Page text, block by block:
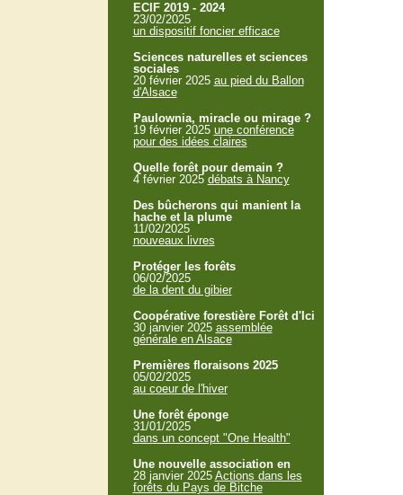
ECIF 2019 - 2024
23/02/2025
un dispositif foncier efficace
Sciences naturelles et sciences
sociales
20 février 2025 au pied du Ballon
d'Alsace
Paulownia, miracle ou mirage ?
19 février 2025 une conférence
pour des idées claires
Quelle forêt pour demain ?
4 février 2025 débats à Nancy
Des bûcherons qui manient la
hache et la plume
11/02/2025
nouveaux livres
Protéger les forêts
06/02/2025
de la dent du gibier
Coopérative forestière Forêt d'Ici
30 janvier 2025 assemblée
générale en Alsace
Premières floraisons 2025
05/02/2025
au coeur de l'hiver
Une forêt éponge
31/01/2025
dans un concept "One Health"
Une nouvelle association en
28 janvier 2025 Actions dans les
forêts du Pays de Bitche